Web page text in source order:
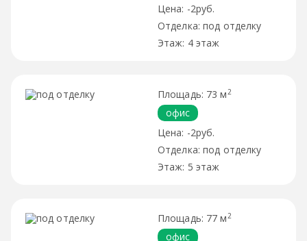
-2руб.
под отделку
4 этаж
73 м 2
офис
-2руб.
под отделку
5 этаж
77 м 2
офис